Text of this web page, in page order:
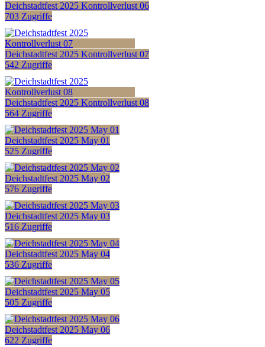
Deichstadtfest 2025 Kontrollverlust 06
703 Zugriffe
Deichstadtfest 2025 Kontrollverlust 07
542 Zugriffe
Deichstadtfest 2025 Kontrollverlust 08
564 Zugriffe
Deichstadtfest 2025 May 01
525 Zugriffe
Deichstadtfest 2025 May 02
576 Zugriffe
Deichstadtfest 2025 May 03
516 Zugriffe
Deichstadtfest 2025 May 04
536 Zugriffe
Deichstadtfest 2025 May 05
505 Zugriffe
Deichstadtfest 2025 May 06
622 Zugriffe